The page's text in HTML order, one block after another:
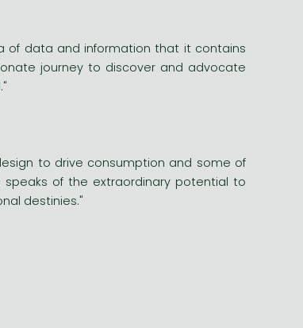
of data and information that it contains
journey to discover and advocate
to drive consumption and some of
of the extraordinary potential to
destinies."